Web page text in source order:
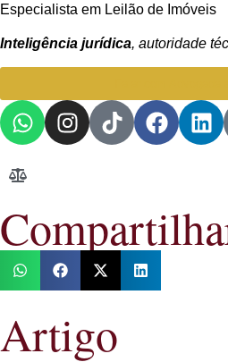
Especialista em Leilão de Imóveis
Inteligência jurídica, autoridade
Artigo